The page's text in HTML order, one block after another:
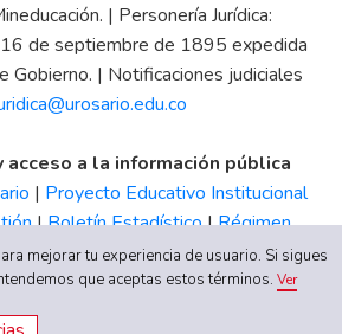
| Personería Jurídica:
de septiembre de 1895 expedida
Gobierno. | Notificaciones judiciales
acceso a la información pública
| Proyecto Educativo Institucional
|Boletín Estadístico|Régimen
Financieros |Código de Ética| Canal
de Integridad UR
mejorar tu experiencia de usuario. Si sigues
que aceptas estos términos.Ver